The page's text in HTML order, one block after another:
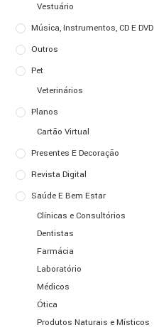
Vestuário
Música, Instrumentos, CD E DVD
Outros
Pet
Veterinários
Planos
Cartão Virtual
Presentes E Decoração
Revista Digital
Saúde E Bem Estar
Clínicas e Consultórios
Dentistas
Farmácia
Laboratório
Médicos
Ótica
Produtos Naturais e Místicos